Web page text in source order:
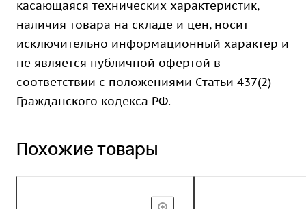
касающаяся технических характеристик,
наличия товара на складе и цен, носит
исключительно информационный характер и
не является публичной офертой в
соответствии с положениями Статьи 437(2)
Гражданского кодекса РФ.
Похожие товары